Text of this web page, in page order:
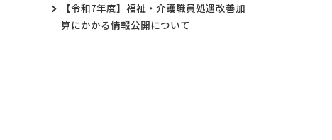
【令和7年度】福祉・介護職員処遇改善加
算にかかる情報公開について